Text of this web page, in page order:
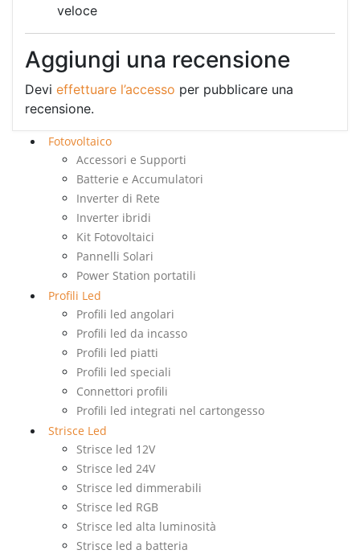
veloce
Aggiungi una recensione
Devi effettuare l’accesso per pubblicare una
recensione.
Fotovoltaico
Accessori e Supporti
Batterie e Accumulatori
Inverter di Rete
Inverter ibridi
Kit Fotovoltaici
Pannelli Solari
Power Station portatili
Profili Led
Profili led angolari
Profili led da incasso
Profili led piatti
Profili led speciali
Connettori profili
Profili led integrati nel cartongesso
Strisce Led
Strisce led 12V
Strisce led 24V
Strisce led dimmerabili
Strisce led RGB
Strisce led alta luminosità
Strisce led a batteria